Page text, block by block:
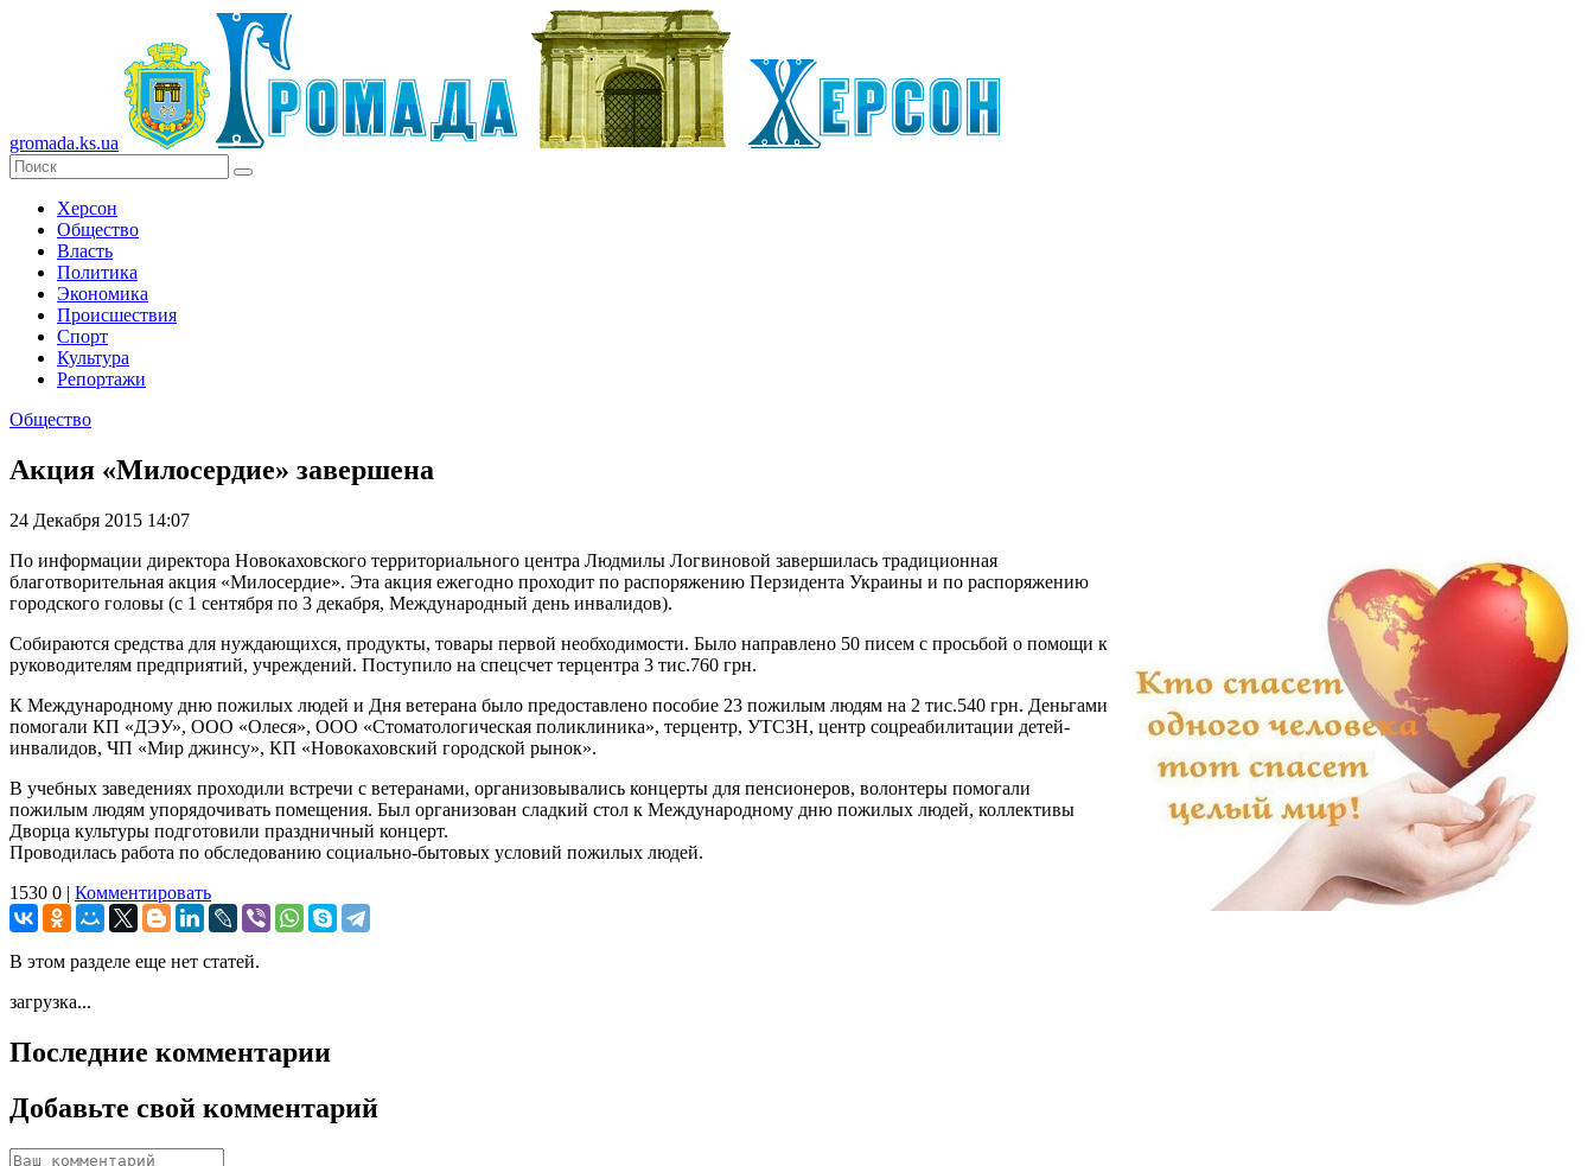
gromada.ks.ua
Херсон
Общество
Власть
Политика
Экономика
Происшествия
Спорт
Культура
Репортажи
Общество
Акция «Милосердие» завершена
24 Декабря 2015 14:07
По информации директора Новокаховского территориального центра Людмилы Логвиновой завершилась традиционная
благотворительная акция «Милосердие». Эта акция ежегодно проходит по распоряжению Перзидента Украины и по распоряжению
городского головы (с 1 сентября по 3 декабря, Международный день инвалидов).
Собираются средства для нуждающихся, продукты, товары первой необходимости. Было направлено 50 писем с просьбой о помощи к
руководителям предприятий, учреждений. Поступило на спецсчет терцентра 3 тис.760 грн.
К Международному дню пожилых людей и Дня ветерана было предоставлено пособие 23 пожилым людям на 2 тис.540 грн. Деньгами
помогали КП «ДЭУ», ООО «Олеся», ООО «Стоматологическая поликлиника», терцентр, УТСЗН, центр соцреабилитации детей-
инвалидов, ЧП «Мир джинсу», КП «Новокаховский городской рынок».
В учебных заведениях проходили встречи с ветеранами, организовывались концерты для пенсионеров, волонтеры помогали
пожилым людям упорядочивать помещения. Был организован сладкий стол к Международному дню пожилых людей, коллективы
Дворца культуры подготовили праздничный концерт.
Проводилась работа по обследованию социально-бытовых условий пожилых людей.
1530 0 | Комментировать
В этом разделе еще нет статей.
загрузка...
Последние комментарии
Добавьте свой комментарий